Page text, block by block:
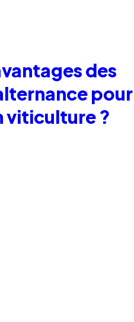
des
pour
viticulture ?